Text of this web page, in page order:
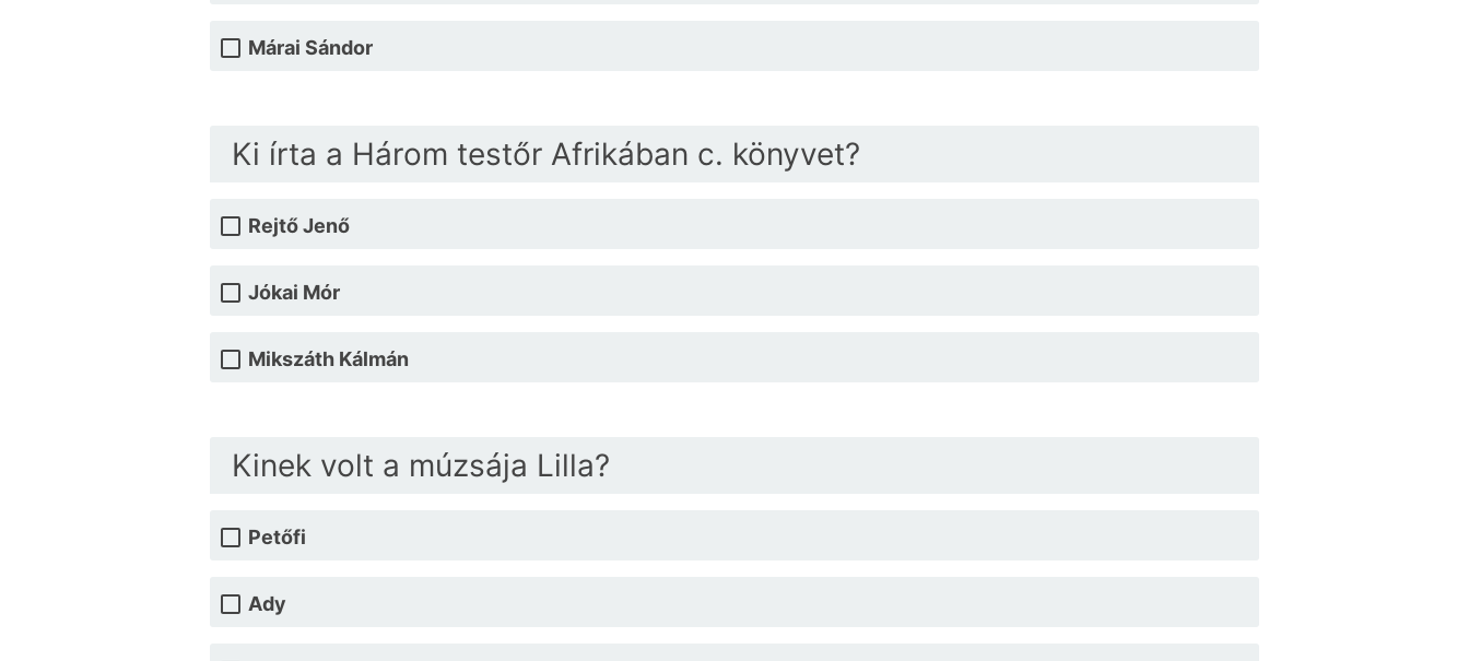
Márai Sándor
Ki írta a Három testőr Afrikában c. könyvet?
Rejtő Jenő
Jókai Mór
Mikszáth Kálmán
Kinek volt a múzsája Lilla?
Petőfi
Ady